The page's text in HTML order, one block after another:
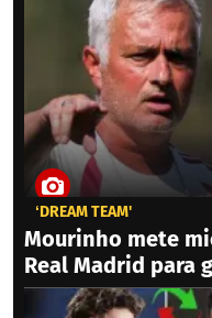
‘DREAM TEAM'
Mourinho mete
Real Madrid para